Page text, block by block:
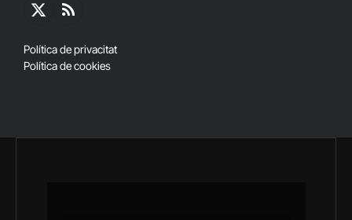
X
RSS
Política de privacitat
Política de cookies